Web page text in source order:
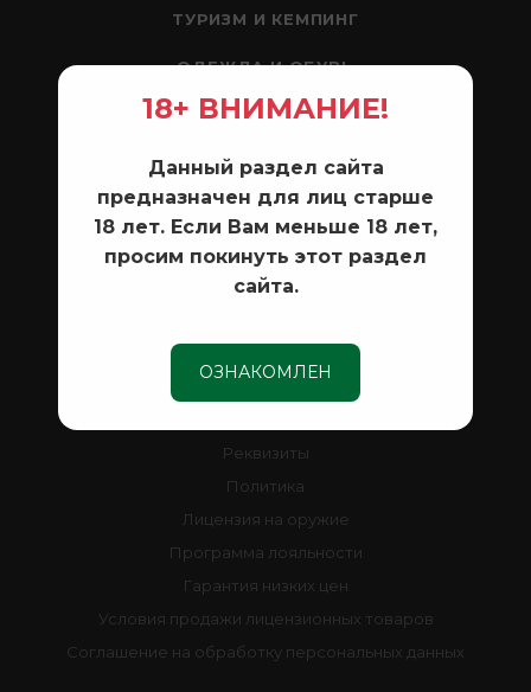
ТУРИЗМ И КЕМПИНГ
ОДЕЖДА И ОБУВЬ
ЛОДКИ И МОТОРЫ
РАЗНОЕ
Новости
ИНФОРМАЦИЯ
Реквизиты
Политика
Лицензия на оружие
Программа лояльности
Гарантия низких цен
Условия продажи лицензионных товаров
Соглашение на обработку персональных данных
18+ ВНИМАНИЕ!
Данный раздел сайта
предназначен для лиц старше
18 лет. Если Вам меньше 18 лет,
просим покинуть этот раздел
сайта.
ОЗНАКОМЛЕН